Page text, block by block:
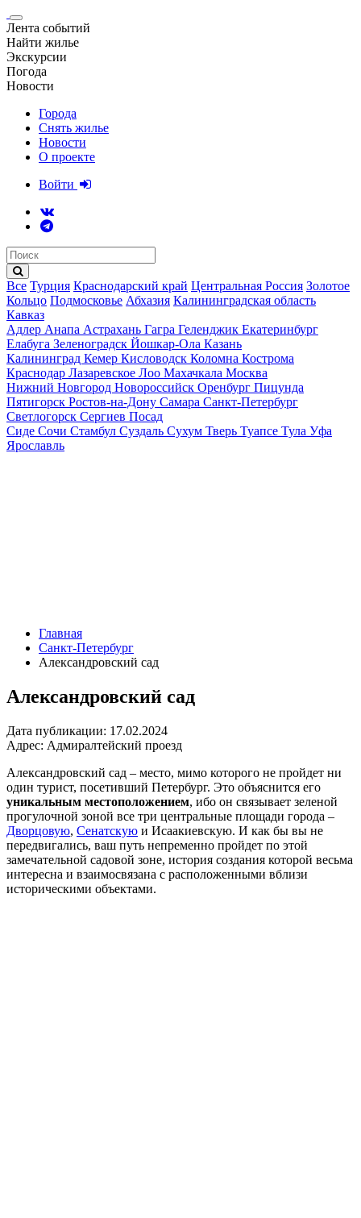
Лента событий
Найти жилье
Экскурсии
Погода
Новости
Города
Снять жилье
Новости
О проекте
Войти
Все Турция Краснодарский край Центральная Россия Золотое
Кольцо Подмосковье Абхазия Калининградская область
Кавказ
Адлер Анапа Астрахань Гагра Геленджик Екатеринбург
Елабуга Зеленоградск Йошкар-Ола Казань
Калининград Кемер Кисловодск Коломна Кострома
Краснодар Лазаревское Лоо Махачкала Москва
Нижний Новгород Новороссийск Оренбург Пицунда
Пятигорск Ростов-на-Дону Самара Санкт-Петербург
Светлогорск Сергиев Посад
Сиде Сочи Стамбул Суздаль Сухум Тверь Туапсе Тула Уфа
Ярославль
Главная
Санкт-Петербург
Александровский сад
Александровский сад
Дата публикации: 17.02.2024
Адрес: Адмиралтейский проезд
Александровский сад – место, мимо которого не пройдет ни
один турист, посетивший Петербург. Это объяснится его
уникальным местоположением, ибо он связывает зеленой
прогулочной зоной все три центральные площади города –
Дворцовую, Сенатскую и Исаакиевскую. И как бы вы не
передвигались, ваш путь непременно пройдет по этой
замечательной садовой зоне, история создания которой весьма
интересна и взаимосвязана с расположенными вблизи
историческими объектами.